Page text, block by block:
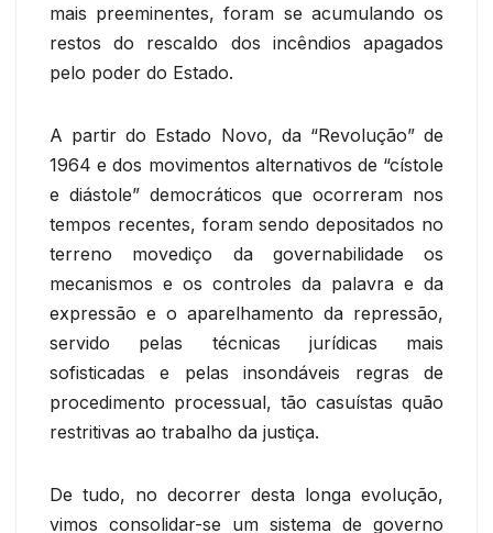
mais preeminentes, foram se acumulando os
restos do rescaldo dos incêndios apagados
pelo poder do Estado.
A partir do Estado Novo, da “Revolução” de
1964 e dos movimentos alternativos de “cístole
e diástole” democráticos que ocorreram nos
tempos recentes, foram sendo depositados no
terreno movediço da governabilidade os
mecanismos e os controles da palavra e da
expressão e o aparelhamento da repressão,
servido pelas técnicas jurídicas mais
sofisticadas e pelas insondáveis regras de
procedimento processual, tão casuístas quão
restritivas ao trabalho da justiça.
De tudo, no decorrer desta longa evolução,
vimos consolidar-se um sistema de governo